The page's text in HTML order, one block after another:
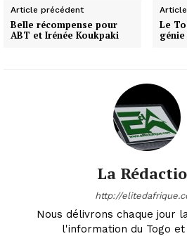
Article précédent
Belle récompense pour
ABT et Irénée Koukpaki
Le
La
http://
Nous délivrons chaque jour
l'information du Togo et